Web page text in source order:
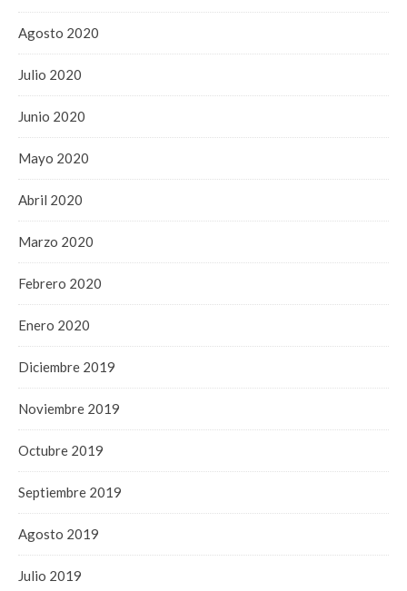
Agosto 2020
Julio 2020
Junio 2020
Mayo 2020
Abril 2020
Marzo 2020
Febrero 2020
Enero 2020
Diciembre 2019
Noviembre 2019
Octubre 2019
Septiembre 2019
Agosto 2019
Julio 2019